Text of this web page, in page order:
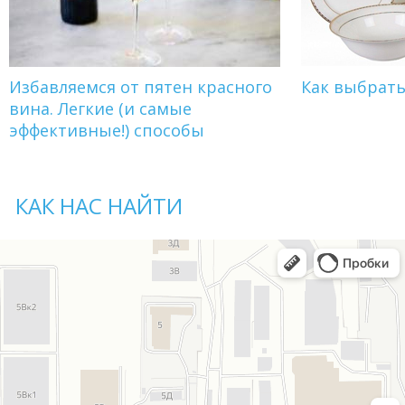
Избавляемся от пятен красного
вина. Легкие (и самые
эффективные!) способы
Как
КАК НАС НАЙТИ